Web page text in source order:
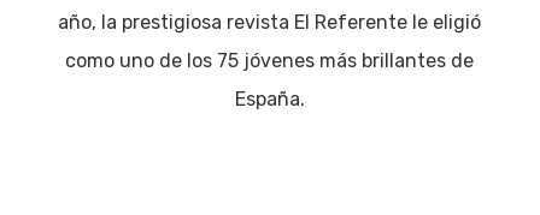
año, la prestigiosa revista El Referente le eligió
como uno de los 75 jóvenes más brillantes de
España.